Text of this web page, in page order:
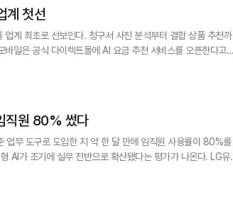
계 첫선
계 최초로 선보인다. 청구서 사진 분석부터 결합 상품 추천까
있으며, 채팅창에 일상적인 표현으로 질문하면 AI가 이용 패
직원 80% 썼다
업무 도구로 도입한 지 약 한 달 만에 임직원 사용률이 80%를
조기에 실무 전반으로 확산됐다는 평가가 나온다. LG유
만 건을 돌파했다고 22일 밝혔다. 임직원 1인당 평균